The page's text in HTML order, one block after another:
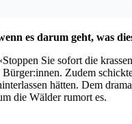
es darum geht, was
Sie sofort die
Zudem
hätten. Dem
die Wälder rumort es.